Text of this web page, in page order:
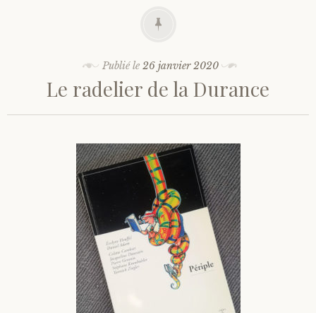
Publié le 26 janvier 2020
Le radelier de la Durance